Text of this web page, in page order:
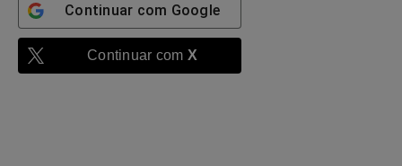
Continuar com Google
Continuar com X